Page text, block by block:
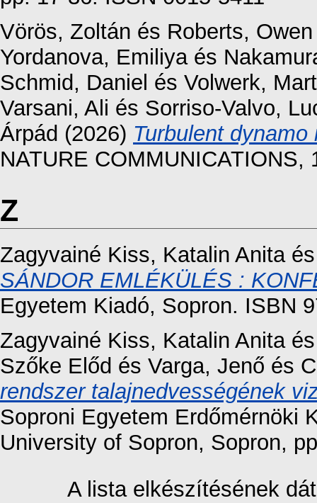
Vörös, Zoltán és Roberts,
Yordanova, Emiliyaés
Schmid, Daniel és Volwerk,
Varsani, Ali és Sorriso-Valvo,
Árpád (2026) Turbulent
NATURE COMMUNICATIONS,
Z
Zagyvainé Kiss, Katalin Anita
SÁNDOR EMLÉKÜLÉS :
Egyetem Kiadó, Sopron. ISBN
Zagyvainé Kiss, Katalin Anita
Szőke Előd és Varga, Jenő és
rendszer talajnedvességének
Soproni Egyetem Erdőmérnöki
University of Sopron, Sopron,
A lista elkészítésének